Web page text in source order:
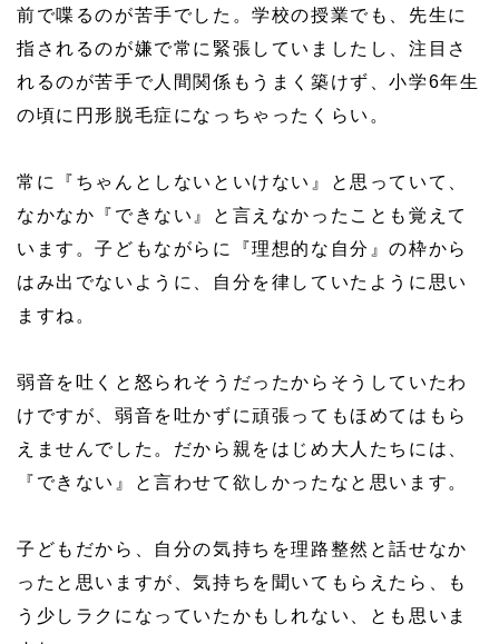
前で喋るのが苦手でした。学校の授業でも、先生に
指されるのが嫌で常に緊張していましたし、注目さ
れるのが苦手で人間関係もうまく築けず、小学6年生
の頃に円形脱毛症になっちゃったくらい。
常に『ちゃんとしないといけない』と思っていて、
なかなか『できない』と言えなかったことも覚えて
います。子どもながらに『理想的な自分』の枠から
はみ出でないように、自分を律していたように思い
ますね。
弱音を吐くと怒られそうだったからそうしていたわ
けですが、弱音を吐かずに頑張ってもほめてはもら
えませんでした。だから親をはじめ大人たちには、
『できない』と言わせて欲しかったなと思います。
子どもだから、自分の気持ちを理路整然と話せなか
ったと思いますが、気持ちを聞いてもらえたら、も
う少しラクになっていたかもしれない、とも思いま